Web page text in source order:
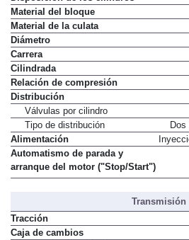
Material del bloque
Material de la culata
Diámetro
Carrera
Cilindrada
Relación de compresión
Distribución
Válvulas por cilindro
Tipo de distribución
Alimentación
Automatismo de parada y
arranque del motor ("Stop/Start")
Transmisión
Tracción
Caja de cambios